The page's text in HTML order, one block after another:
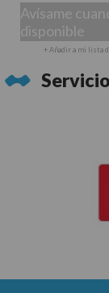
Avísame
disponible
+ Añadir a mi lista